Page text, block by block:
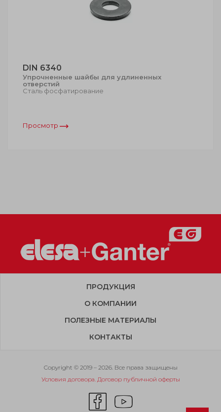
DIN 6340
Упрочненные шайбы для удлиненных
отверстий
Сталь фосфатирование
Просмотр
ПРОДУКЦИЯ
О КОМПАНИИ
ПОЛЕЗНЫЕ МАТЕРИАЛЫ
КОНТАКТЫ
Copyright © 2019 – 2026. Все права защищены
Условия договора. Договор публичной оферты